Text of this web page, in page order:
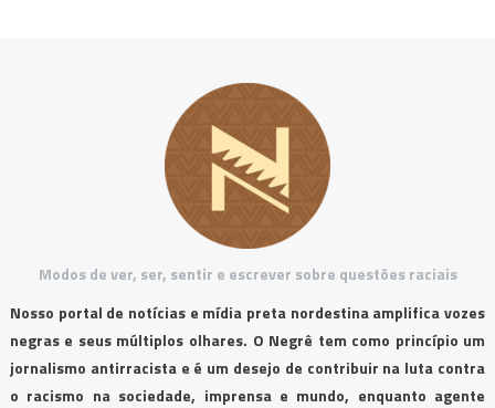
Modos de ver, ser, sentir e escrever sobre questões raciais
Nosso portal de notícias e mídia preta nordestina amplifica vozes
negras e seus múltiplos olhares. O Negrê tem como princípio um
jornalismo antirracista e é um desejo de contribuir na luta contra
o racismo na sociedade, imprensa e mundo, enquanto agente